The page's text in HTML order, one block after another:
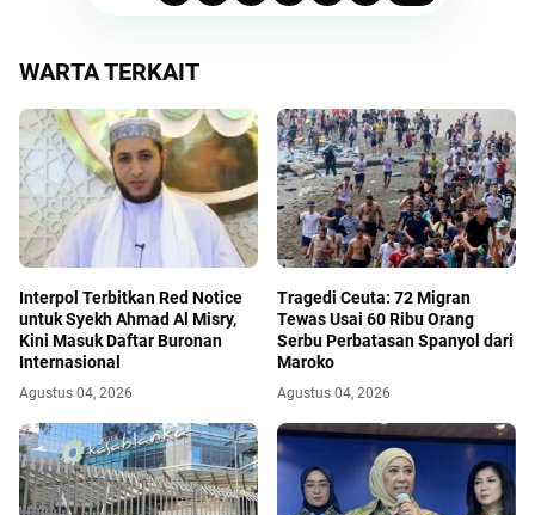
WARTA TERKAIT
Interpol Terbitkan Red Notice
untuk Syekh Ahmad Al Misry,
Kini Masuk Daftar Buronan
Internasional
Agustus 04, 2026
Tragedi Ceuta: 72 Migran
Tewas Usai 60 Ribu Orang
Serbu Perbatasan Spanyol dari
Maroko
Agustus 04, 2026